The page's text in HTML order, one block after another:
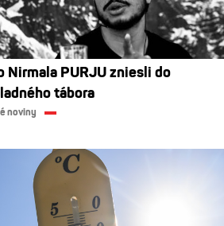
Nirmala PURJU zniesli do
tábora
noviny